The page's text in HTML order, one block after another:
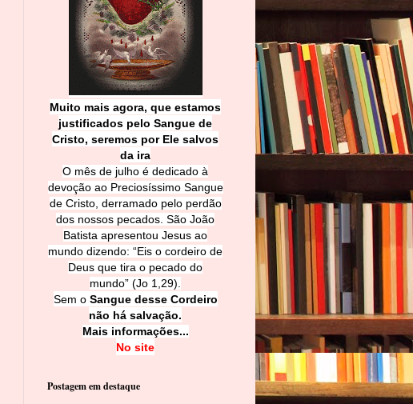
Muito mais agora, que estamos
justificados pelo Sangue de
Cristo, seremos por Ele salvos
da ira
O mês de julho é dedicado à
devoção ao Preciosíssimo Sangue
de Cristo, derramado pelo perdão
dos nossos pecados. São João
Batista apresentou Jesus ao
mundo dizendo: “Eis o cordeiro de
Deus que tira o pecado do
mundo” (Jo 1,29).
Sem o Sangue desse Cordeiro
não há salvação.
Mais informações...
No site
Postagem em destaque